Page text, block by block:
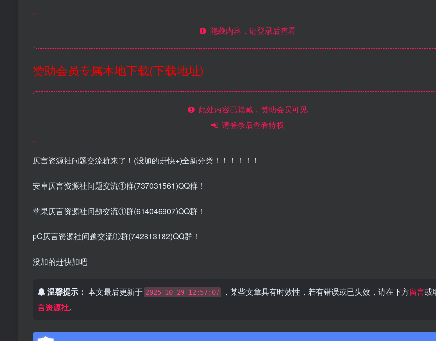
隐藏内容，请登录后查看
赞助会员专属本地下载(下载地址)
此处内容已隐藏，赞助会员可见
请登录后查看特权
仄言资源社问题交流群来了！(没加的赶快+)全新分类！！！！！！
安卓仄言资源社问题交流①群(737031561)QQ群！
苹果仄言资源社问题交流①群(614046907)QQ群！
pC仄言资源社问题交流①群(742813182)QQ群！
没加的赶快加吧！
温馨提示： 本文最后更新于 2025-10-29 12:57:07 ，某些文章具有时效性，若有错误或已失效，请在下方留言或
言资源社。